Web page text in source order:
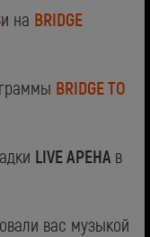
и на BRIDGE
BRIDGE TO
LIVE АРЕНА в
вас музыкой